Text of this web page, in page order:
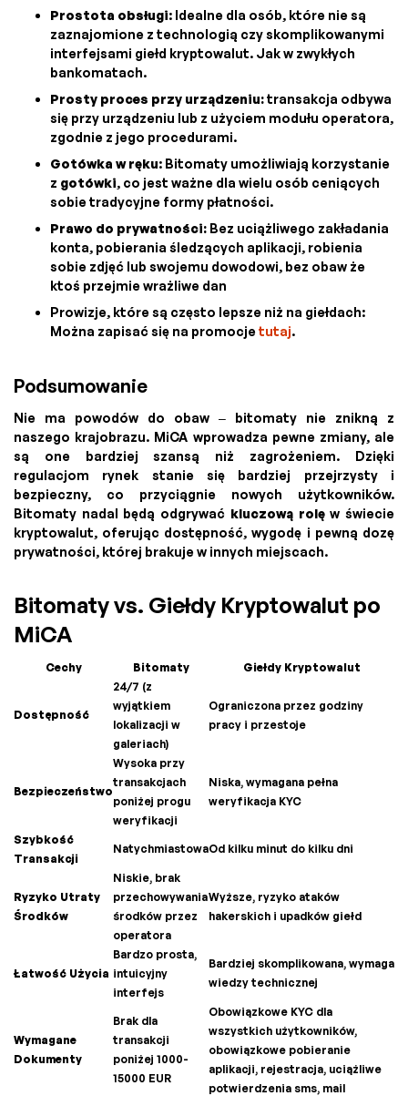
Prostota obsługi: Idealne dla osób, które nie są
zaznajomione z technologią czy skomplikowanymi
interfejsami giełd kryptowalut. Jak w zwykłych
bankomatach.
Prosty proces przy urządzeniu:transakcja odbywa
się przy urządzeniu lub z użyciem modułu operatora,
zgodnie z jego procedurami.
Gotówka w ręku: Bitomaty umożliwiają korzystanie
z gotówki, co jest ważne dla wielu osób ceniących
sobie tradycyjne formy płatności.
Prawo do prywatności: Bez uciążliwego zakładania
konta, pobierania śledzących aplikacji, robienia
sobie zdjęć lub swojemu dowodowi, bez obaw że
ktoś przejmie wrażliwe dan
Prowizje, które są często lepsze niż na giełdach:
Można zapisać się na promocje tutaj.
Podsumowanie
Nie ma powodów do obaw – bitomaty nie znikną z
naszego krajobrazu. MiCA wprowadza pewne zmiany, ale
są one bardziej szansą niż zagrożeniem. Dzięki
regulacjom rynek stanie się bardziej przejrzysty i
bezpieczny, co przyciągnie nowych użytkowników.
Bitomaty nadal będą odgrywać kluczową rolęw świecie
kryptowalut, oferując dostępność, wygodę i pewną dozę
prywatności, której brakuje w innych miejscach.
Bitomaty vs. Giełdy Kryptowalut po
MiCA
Cechy Bitomaty Giełdy Kryptowalut
Dostępność
24/7 (z
wyjątkiem
lokalizacji w
galeriach)
Ograniczona przez godziny
pracy i przestoje
Bezpieczeństwo
Wysoka przy
transakcjach
poniżej progu
weryfikacji
Niska, wymagana pełna
weryfikacja KYC
Szybkość
Transakcji
NatychmiastowaOd kilku minut do kilku dni
Ryzyko Utraty
Środków
Niskie, brak
przechowywania
środków przez
operatora
Wyższe, ryzyko ataków
hakerskich i upadków giełd
Łatwość Użycia
Bardzo prosta,
intuicyjny
interfejs
Bardziej skomplikowana, wymaga
wiedzy technicznej
Wymagane
Dokumenty
Brak dla
transakcji
poniżej 1000-
15000 EUR
Obowiązkowe KYC dla
wszystkich użytkowników,
obowiązkowe pobieranie
aplikacji, rejestracja, uciążliwe
potwierdzenia sms, mail